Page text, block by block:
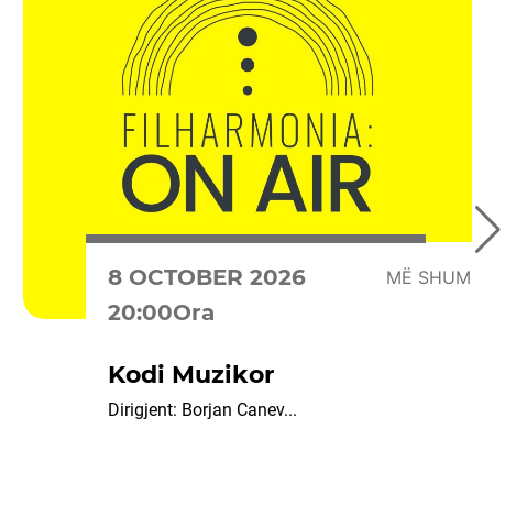
8 OCTOBER 2026 MË SHUMË
20:00Ora
Kodi Muzikor
Dirigjent: Borjan Canev...